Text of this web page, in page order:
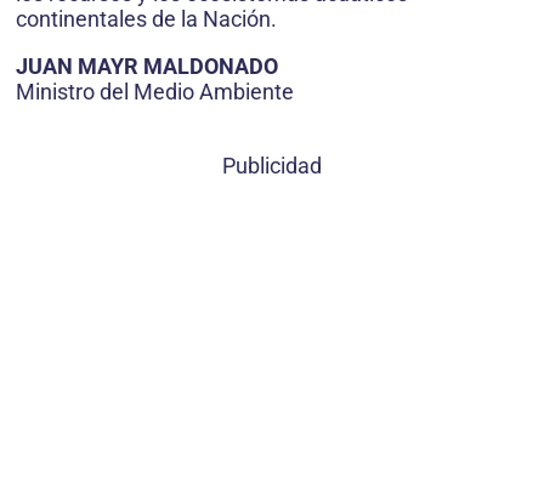
continentales de la Nación.
JUAN MAYR MALDONADO
Ministro del Medio Ambiente
Publicidad